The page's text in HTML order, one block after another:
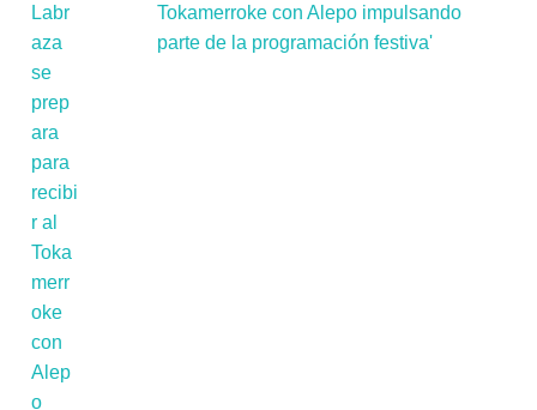
Tokamerroke con Alepo impulsando
parte de la programación festiva'